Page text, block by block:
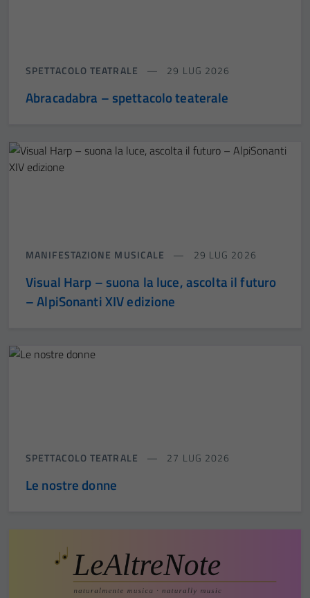
SPETTACOLO TEATRALE 29 LUG 2026
Abracadabra – spettacolo teaterale
MANIFESTAZIONE MUSICALE 29 LUG 2026
Visual Harp – suona la luce, ascolta il futuro
– AlpiSonanti XIV edizione
SPETTACOLO TEATRALE 27 LUG 2026
Le nostre donne